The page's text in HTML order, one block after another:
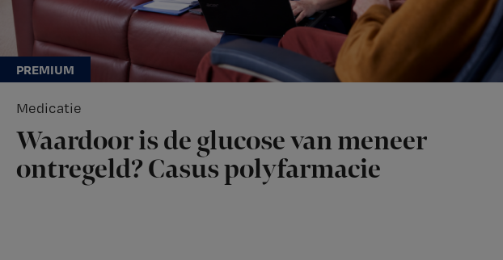
Medicatie
Waardoor is de glucose van meneer
ontregeld? Casus polyfarmacie